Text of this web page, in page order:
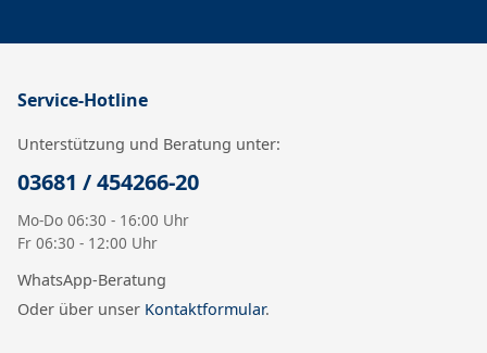
Service-Hotline
Unterstützung und Beratung unter:
03681 / 454266-20
Mo-Do 06:30 - 16:00 Uhr
Fr 06:30 - 12:00 Uhr
WhatsApp-Beratung
Oder über unser Kontaktformular.